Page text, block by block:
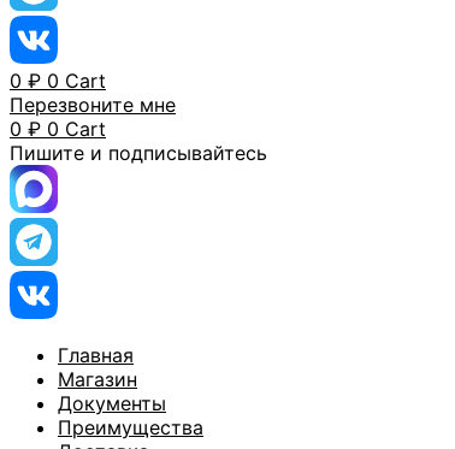
0 ₽ 0 Cart
Перезвоните мне
0 ₽ 0 Cart
Пишите и подписывайтесь
Главная
Магазин
Документы
Преимущества